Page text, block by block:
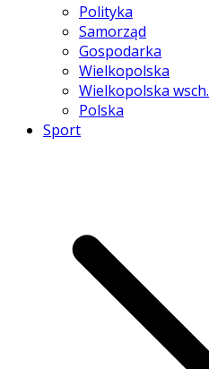
Polityka
Samorząd
Gospodarka
Wielkopolska
Wielkopolska wsch.
Polska
Sport